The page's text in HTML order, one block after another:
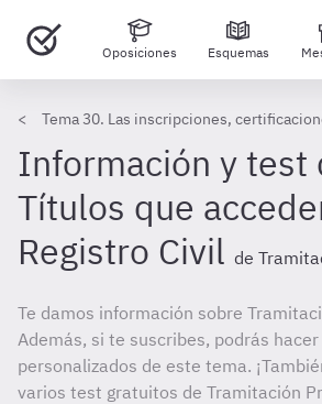
Oposiciones Esquemas
Tema 30. Las inscripciones,
Información y test
Títulos que
Registro Civil de
Te damos información sobre
Además, si te suscribes, podrás
personalizados de este tema.
varios test gratuitos de Tramitación